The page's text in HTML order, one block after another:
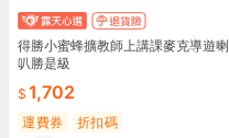
得勝小蜜蜂擴教師上講課麥克導遊喇
叭勝是級
1,702
運費券 折扣碼